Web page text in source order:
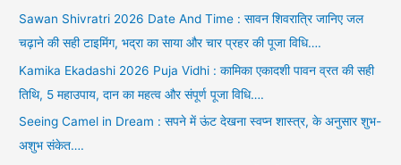
Sawan Shivratri 2026 Date And Time : सावन शिवरात्रि जानिए जल
चढ़ाने की सही टाइमिंग, भद्रा का साया और चार प्रहर की पूजा विधि….
Kamika Ekadashi 2026 Puja Vidhi : कामिका एकादशी पावन व्रत की सही
तिथि, 5 महाउपाय, दान का महत्व और संपूर्ण पूजा विधि….
Seeing Camel in Dream : सपने में ऊंट देखना स्वप्न शास्त्र, के अनुसार शुभ-
अशुभ संकेत….